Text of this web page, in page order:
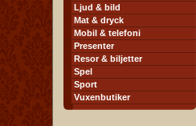
Ljud & bild
Mat & dryck
Mobil & telefoni
Presenter
Resor & biljetter
Spel
Sport
Vuxenbutiker